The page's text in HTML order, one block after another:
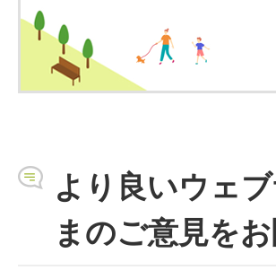
より良いウェ
まのご意見を